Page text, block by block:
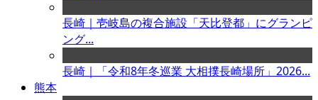
長崎｜壱岐島の複合施設「天比登都」にグランピ
ング...
長崎｜「令和8年冬巡業 大相撲長崎場所」2026...
熊本